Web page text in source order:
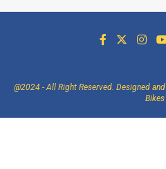
@2024 - All Right Reserved. Designed
Bikes